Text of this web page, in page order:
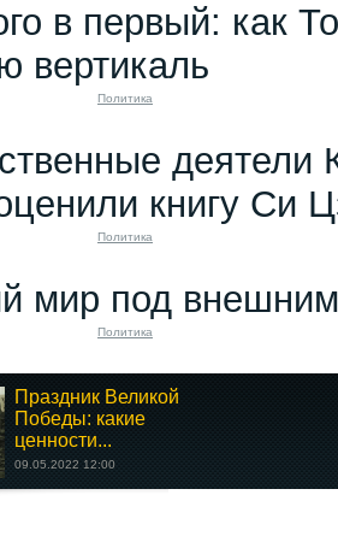
в первый: как
вертикаль
Политика
деятели
книгу Си
Политика
мир под
Политика
Праздник Великой
Победы: какие
ценности...
09.05.2022 12:00